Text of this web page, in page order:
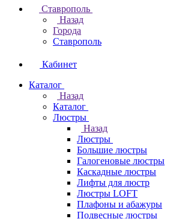
Ставрополь
Назад
Города
Ставрополь
Кабинет
Каталог
Назад
Каталог
Люстры
Назад
Люстры
Большие люстры
Галогеновые люстры
Каскадные люстры
Лифты для люстр
Люстры LOFT
Плафоны и абажуры
Подвесные люстры